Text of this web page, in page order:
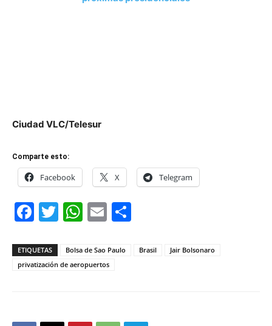
Ciudad VLC/Telesur
Comparte esto:
Facebook X Telegram
Facebook
Twitter
WhatsApp
Email
ETIQUETAS Bolsa de Sao Paulo Brasil
Jair Bolsonaro
privatización de aeropuertos